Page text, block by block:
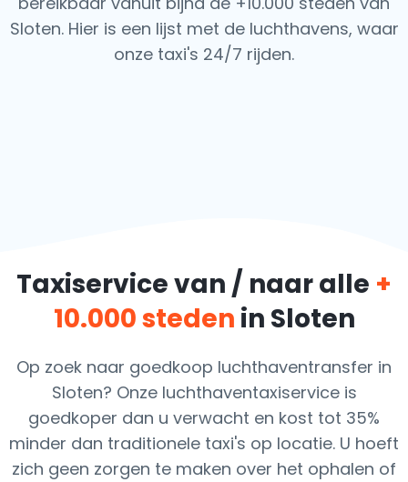
Sloten. Hier is een lijst met de luchthavens, waar
onze taxi's 24/7 rijden.
Taxiservice van / naar alle +
10.000 steden in Sloten
Op zoek naar goedkoop luchthaventransfer in
Sloten? Onze luchthaventaxiservice is
goedkoper dan u verwacht en kost tot 35%
minder dan traditionele taxi's op locatie. U hoeft
zich geen zorgen te maken over het ophalen of